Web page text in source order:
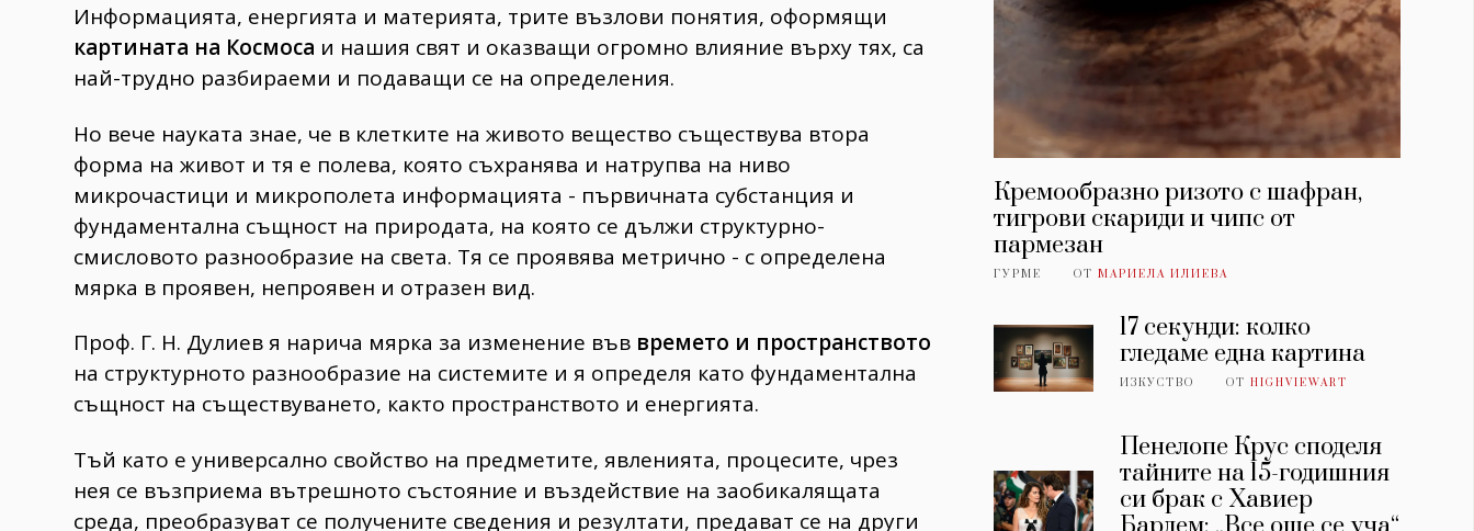
Информацията, енергията и материята, трите възлови понятия, оформящи
картината на Космоса и нашия свят и оказващи огромно влияние върху тях, са
най-трудно разбираеми и подаващи се на определения.
Но вече науката знае, че в клетките на живото вещество съществува втора
форма на живот и тя е полева, която съхранява и натрупва на ниво
микрочастици и микрополета информацията - първичната субстанция и
фундаментална същност на природата, на която се дължи структурно-
смисловото разнообразие на света. Тя се проявява метрично - с определена
мярка в проявен, непроявен и отразен вид.
Проф. Г. Н. Дулиев я нарича мярка за изменение във времето и пространството
на структурното разнообразие на системите и я определя като фундаментална
същност на съществуването, както пространството и енергията.
Тъй като е универсално свойство на предметите, явленията, процесите, чрез
нея се възприема вътрешното състояние и въздействие на заобикалящата
среда, преобразуват се получените сведения и резултати, предават се на други
Кремообразно ризото с шафран,
тигрови скариди и чипс от
пармезан
ГУРМЕ ОТ МАРИЕЛА ИЛИЕВА
17 секунди: колко
гледаме една картина
ИЗКУСТВО ОТHIGHVIEWART
Пенелопе Крус споделя
тайните на 15-годишния
си брак с Хавиер